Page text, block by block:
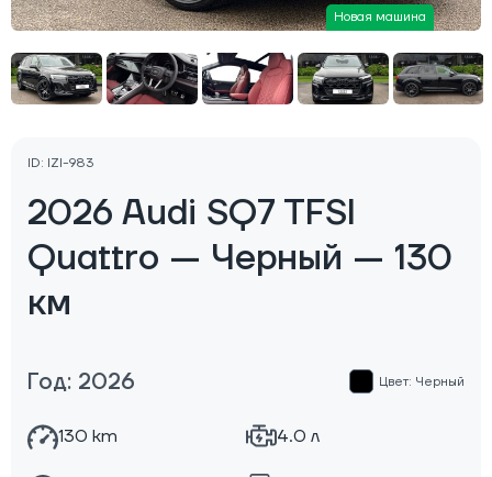
ID: IZI-983
2026 Audi SQ7 TFSI
Quattro — Черный — 130
км
Год: 2026 Цвет: Черный
130 km 4.0 л
Новая машина